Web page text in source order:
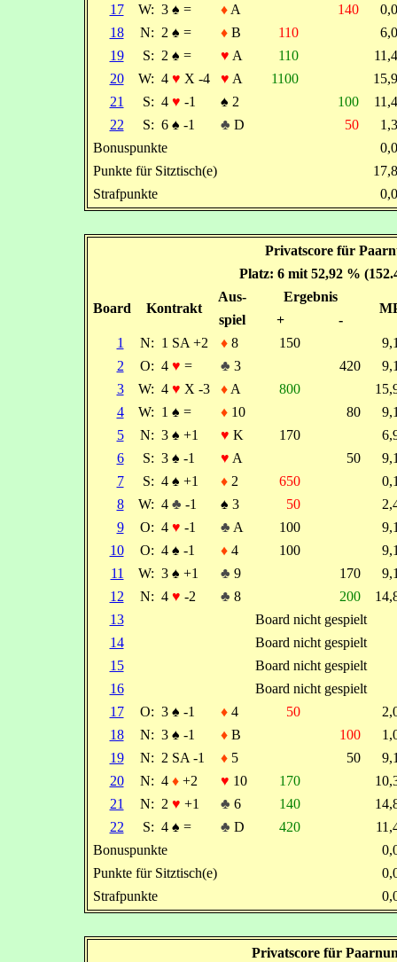
17
W: 3 ♠ = ♦A 140
18
N: 2 ♠ = ♦B 110
19
S: 2 ♠ = ♥ A 110
20
W: 4 ♥ X -4 ♥ A 1100
21
S: 4 ♥ -1 ♠ 2 100
22
S: 6 ♠ -1 ♣ D 50
Bonuspunkte
Punkte für Sitztisch(e)
Strafpunkte
Privatscore für
Platz: 6 mit 52,92 %
Board Kontrakt
Aus- Ergebnis
spiel +
-
1
N: 1 SA +2 ♦8 150
2
O: 4 ♥ = ♣ 3 420
3
W: 4 ♥ X -3 ♦A 800
4
W: 1 ♠ = ♦10 80
5
N: 3 ♠ +1 ♥ K 170
6
S: 3 ♠ -1 ♥ A 50
7
S: 4 ♠ +1 ♦2 650
8
W: 4 ♣ -1 ♠ 3 50
9
O: 4 ♥ -1 ♣ A 100
10
O: 4 ♠ -1 ♦4 100
11
W: 3 ♠ +1 ♣ 9 170
12
N: 4 ♥ -2 ♣ 8 200
13
Board nicht gespielt
14
Board nicht gespielt
15
Board nicht gespielt
16
Board nicht gespielt
17
O: 3 ♠ -1 ♦4 50
18
N: 3 ♠ -1 ♦B 100
19
N: 2 SA -1 ♦5 50
20
N: 4 ♦+2 ♥ 10 170
21
N: 2 ♥ +1 ♣ 6 140
22
S: 4 ♠ = ♣ D 420
Bonuspunkte
Punkte für Sitztisch(e)
Strafpunkte
Privatscore für